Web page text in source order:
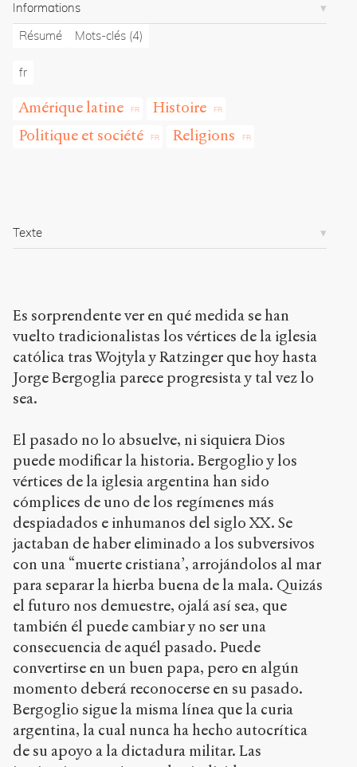
.
r
/
t
i
Copier la
référence
Chicago
Copier la
référence
Creative
Commons
Attribution-
NonCommercial-
ShareAlike 4.0
International
(CC BY-NC-SA
4.0) Sens-Public,
2013
Accéder
à la
version
PDF
Informations
Résumé
Mots-clés (4)
fr
Amérique latine
Histoire
Politique et société
Religions
Texte
Es sorprendente ver en qué medida se han
vuelto tradicionalistas los vértices de la iglesia
católica tras Wojtyla y Ratzinger que hoy hasta
Jorge Bergoglia parece progresista y tal vez lo
sea.
El pasado no lo absuelve, ni siquiera Dios
puede modificar la historia. Bergoglio y los
vértices de la iglesia argentina han sido
cómplices de uno de los regímenes más
despiadados e inhumanos del siglo XX. Se
jactaban de haber eliminado a los subversivos
con una “muerte cristiana’, arrojándolos al mar
para separar la hierba buena de la mala. Quizás
el futuro nos demuestre, ojalá así sea, que
también él puede cambiar y no ser una
consecuencia de aquél pasado. Puede
convertirse en un buen papa, pero en algún
momento deberá reconocerse en su pasado.
Bergoglio sigue la misma línea que la curia
argentina, la cual nunca ha hecho autocrítica
de su apoyo a la dictadura militar. Las